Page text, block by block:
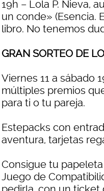
19h – Lola P. Nieva,
un conde» (Esencia.
libro. No tenemos
GRAN SORTEO DE
Viernes 11 a sábado
múltiples premios
para ti o tu pareja.
Estepacks con
aventura, tarjetas
Consigue tu
Juego de